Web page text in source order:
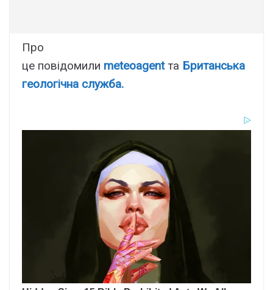
Про
це повідомили meteoagentта Британська
геологічна служба.